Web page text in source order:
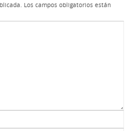
Los campos obligatorios están